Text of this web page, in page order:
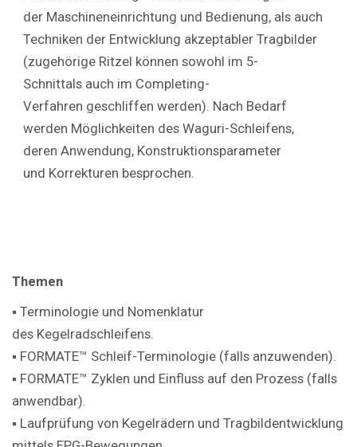
der Maschineneinrichtung und Bedienung, als auch
Techniken der Entwicklung akzeptabler Tragbilder
(zugehörige Ritzel können sowohl im 5-
Schnittals auch im Completing-
Verfahren geschliffen werden). Nach Bedarf
werden Möglichkeiten des Waguri-Schleifens,
deren Anwendung, Konstruktionsparameter
und Korrekturen besprochen.
Themen
▪ Terminologie und Nomenklatur
des Kegelradschleifens.
▪ FORMATE™ Schleif-Terminologie (falls anzuwenden).
▪ FORMATE™ Zyklen und Einfluss auf den Prozess (falls
anwendbar).
▪ Laufprüfung von Kegelrädern und Tragbildentwicklung